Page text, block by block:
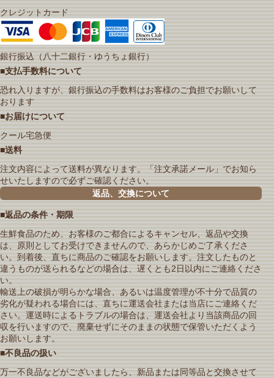
クレジットカード
銀行振込（八十二銀行・ゆうちょ銀行）
■支払手数料について
恐れ入りますが、銀行振込の手数料はお客様のご負担でお願いして
おります
■お届けについて
クール宅急便
■送料
注文内容によって送料が異なります。「注文承諾メール」でお知ら
せいたしますので必ずご確認ください。
返品、交換について
■返品の条件・期限
生鮮食品のため、お客様のご都合によるキャンセル、返品や交換
は、原則としてお受けできませんので、あらかじめご了承くださ
い。到着後、直ちに商品のご確認をお願いします。注文したものと
違うものが送られるなどの場合は、遅くとも2日以内にご連絡くださ
い。
輸送上の破損が明らかな場合、あるいは温度管理が不十分で品質の
劣化が疑われる場合には、直ちに運送会社または当店にご連絡くだ
さい。運送時によるトラブルの場合は、運送会社より当該商品の回
収を行いますので、廃棄せずにそのままの状態で保管いただくよう
お願いします。
■不良品の扱い
万一不良品などがございましたら、新品または同等品と交換させて